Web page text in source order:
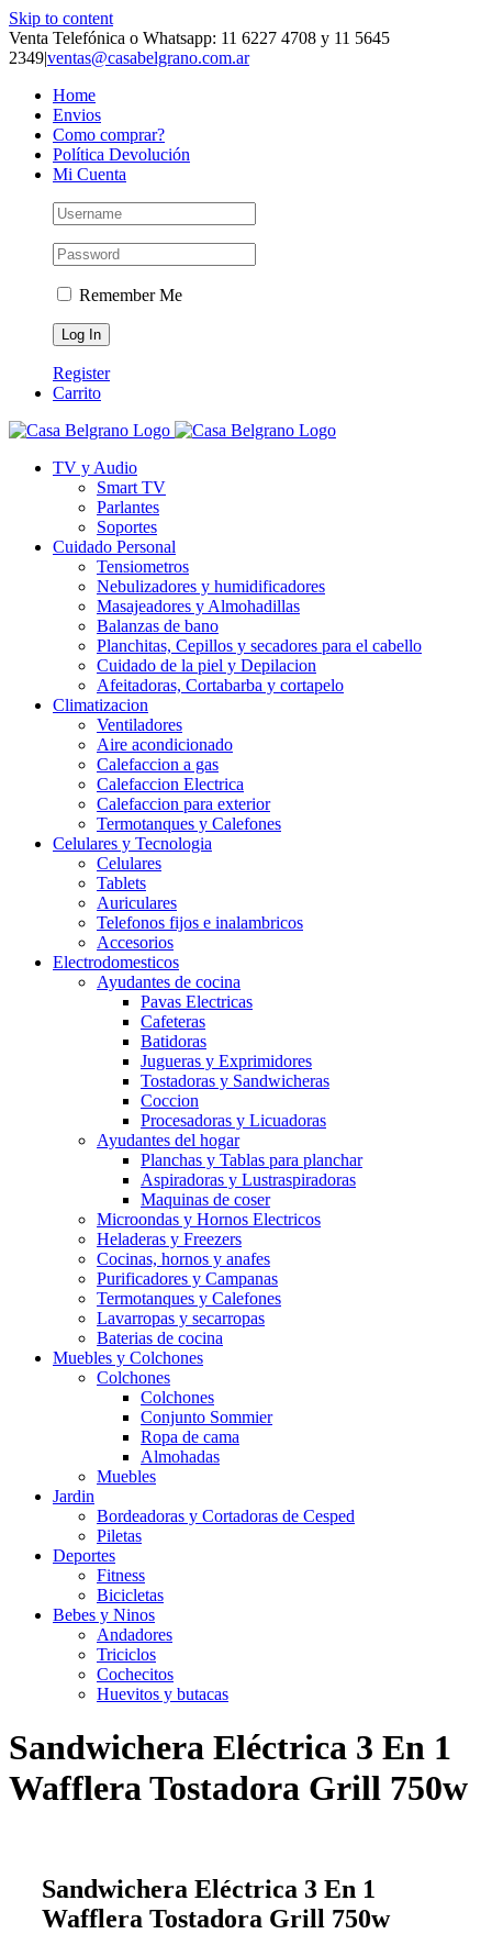
Skip to content
Venta Telefónica o Whatsapp: 11 6227 4708 y 11 5645
2349|ventas@casabelgrano.com.ar
Home
Envios
Como comprar?
Política Devolución
Mi Cuenta
Remember Me
Register
Carrito
TV y Audio
Smart TV
Parlantes
Soportes
Cuidado Personal
Tensiometros
Nebulizadores y humidificadores
Masajeadores y Almohadillas
Balanzas de bano
Planchitas, Cepillos y secadores para el cabello
Cuidado de la piel y Depilacion
Afeitadoras, Cortabarba y cortapelo
Climatizacion
Ventiladores
Aire acondicionado
Calefaccion a gas
Calefaccion Electrica
Calefaccion para exterior
Termotanques y Calefones
Celulares y Tecnologia
Celulares
Tablets
Auriculares
Telefonos fijos e inalambricos
Accesorios
Electrodomesticos
Ayudantes de cocina
Pavas Electricas
Cafeteras
Batidoras
Jugueras y Exprimidores
Tostadoras y Sandwicheras
Coccion
Procesadoras y Licuadoras
Ayudantes del hogar
Planchas y Tablas para planchar
Aspiradoras y Lustraspiradoras
Maquinas de coser
Microondas y Hornos Electricos
Heladeras y Freezers
Cocinas, hornos y anafes
Purificadores y Campanas
Termotanques y Calefones
Lavarropas y secarropas
Baterias de cocina
Muebles y Colchones
Colchones
Colchones
Conjunto Sommier
Ropa de cama
Almohadas
Muebles
Jardin
Bordeadoras y Cortadoras de Cesped
Piletas
Deportes
Fitness
Bicicletas
Bebes y Ninos
Andadores
Triciclos
Cochecitos
Huevitos y butacas
Sandwichera Eléctrica 3 En 1
Wafflera Tostadora Grill 750w
Sandwichera Eléctrica 3 En 1
Wafflera Tostadora Grill 750w